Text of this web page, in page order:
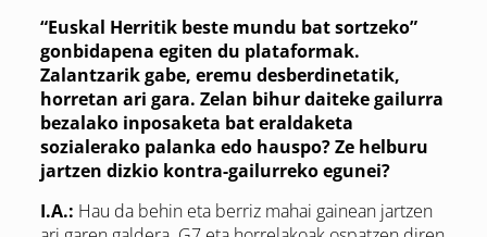
“Euskal Herritik beste mundu bat sortzeko”
gonbidapena egiten du plataformak.
Zalantzarik gabe, eremu desberdinetatik,
horretan ari gara. Zelan bihur daiteke gailurra
bezalako inposaketa bat eraldaketa
sozialerako palanka edo hauspo? Ze helburu
jartzen dizkio kontra-gailurreko egunei?
I.A.: Hau da behin eta berriz mahai gainean jartzen